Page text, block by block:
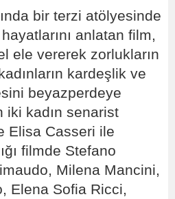
bir terzi atölyesinde
anlatan film,
ele vererek zorlukların
kardeşlik ve
beyazperdeye
iki kadın senarist
Elisa Casseri ile
filmde Stefano
Milena Mancini,
Elena Sofia Ricci,